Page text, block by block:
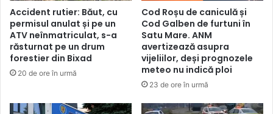
Accident rutier: Băut, cu
permisul anulat și pe un
ATV neînmatriculat, s-a
răsturnat pe un drum
forestier din Bixad
20 de ore în urmă
Cod Roșu de caniculă și
Cod Galben de furtuni în
Satu Mare. ANM
avertizează asupra
vijeliilor, deși prognozele
meteo nu indică ploi
23 de ore în urmă